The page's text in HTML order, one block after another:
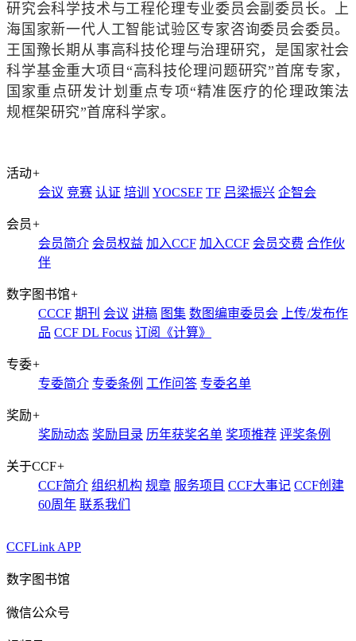
研究会科学技术与工程伦理专业委员会副委员长。上
海国家新一代人工智能试验区专家咨询委员会委员。
王国豫长期从事高科技伦理与治理研究，是国家社会
科学基金重大项目“高科技伦理问题研究”首席专家，
国家重点研发计划重点专项“精准医疗的伦理政策法
规框架研究”首席科学家。
活动+
会议 竞赛 认证 培训 YOCSEF TF 吕梁振兴 企智会
会员+
会员简介 会员权益 加入CCF 加入CCF 会员交费 合作伙
伴
数字图书馆+
CCCF 期刊 会议 讲稿 图集 数图编审委员会
上传/发布作
品 CCF DL Focus 订阅《计算》
专委+
专委简介 专委条例 工作问答 专委名单
奖励+
奖励动态 奖励目录 历年获奖名单 奖项推荐 评奖条例
关于CCF+
CCF简介 组织机构 规章 服务项目 CCF大事记 CCF创建
60周年 联系我们
CCFLink APP
数字图书馆
微信公众号